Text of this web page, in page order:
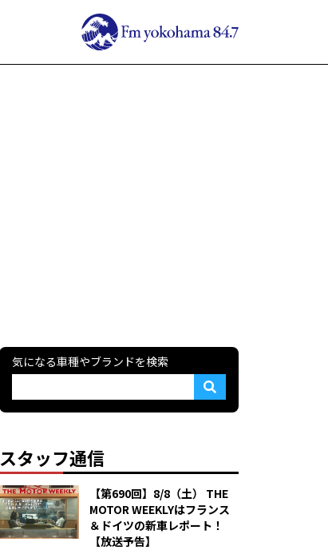
気になる車種やブランドを検索
スタッフ通信
【第690回】8/8（土） THE
MOTOR WEEKLYはフランス
＆ドイツの新車レポート！
【放送予告】